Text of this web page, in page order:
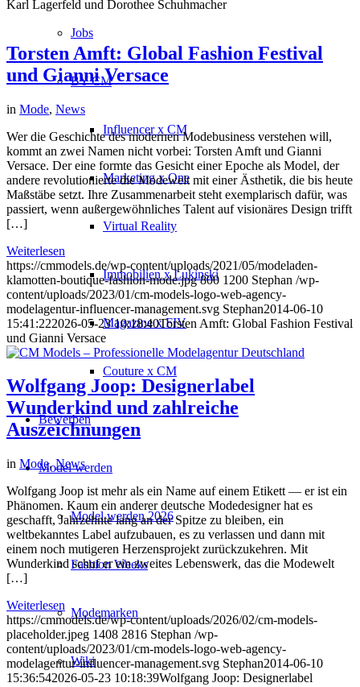
Jobs
BY CM
Influencer x CM
Marketing x One
Virtual Reality
Immobilien x Lukinski
Magazine x FIV
Couture x CM
Bewerben
Model werden
Model werden 2026
Fashion Weeks
Modemarken
Wiki
Karl Lagerfeld und Dorothee Schuhmacher
Torsten Amft: Global Fashion Festival
und Gianni Versace
in Mode, News
Wer die Geschichte des modernen Modebusiness verstehen will,
kommt an zwei Namen nicht vorbei: Torsten Amft und Gianni
Versace. Der eine formte das Gesicht einer Epoche als Model, der
andere revolutionierte die Modewelt mit einer Ästhetik, die bis heute
Maßstäbe setzt. Ihre Zusammenarbeit steht exemplarisch dafür, was
passiert, wenn außergewöhnliches Talent auf visionäres Design trifft
[…]
Weiterlesen
https://cmmodels.de/wp-content/uploads/2021/05/modeladen-
klamotten-boutique-fashion-mode.jpg 800 1200 Stephan /wp-
content/uploads/2023/01/cm-models-logo-web-agency-
modelagentur-influencer-management.svg Stephan2014-06-10
15:41:222026-05-23 10:18:40Torsten Amft: Global Fashion Festival
und Gianni Versace
Wolfgang Joop: Designerlabel
Wunderkind und zahlreiche
Auszeichnungen
in Mode,News
Wolfgang Joop ist mehr als ein Name auf einem Etikett — er ist ein
Phänomen. Kaum ein anderer deutsche Modedesigner hat es
geschafft, Jahrzehnte lang an der Spitze zu bleiben, ein
weltbekanntes Label aufzubauen, es zu verlassen und dann mit
einem noch mutigeren Herzensprojekt zurückzukehren. Mit
Wunderkind schuf er ein zweites Lebenswerk, das die Modewelt
[…]
Weiterlesen
https://cmmodels.de/wp-content/uploads/2026/02/cm-models-
placeholder.jpeg 1408 2816 Stephan /wp-
content/uploads/2023/01/cm-models-logo-web-agency-
modelagentur-influencer-management.svg Stephan2014-06-10
15:36:542026-05-23 10:18:39Wolfgang Joop: Designerlabel